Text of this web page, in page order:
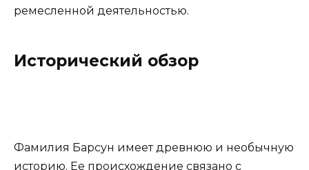
ремесленной деятельностью.
Исторический обзор
Фамилия Барсун имеет древнюю и необычную
историю. Ее происхождение связано с